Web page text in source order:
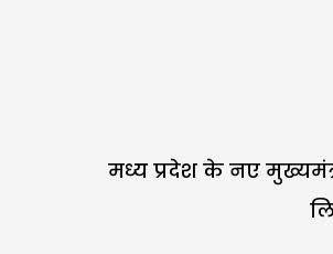
मध्य प्रदेश के नए